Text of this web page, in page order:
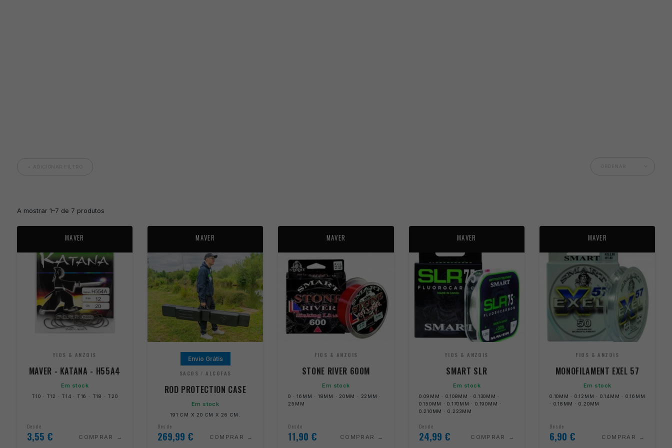
A mostrar 1–7 de 7 produtos
MAVER
FIOS & ANZOIS
MAVER - KATANA - H55A4
Em stock
T10 · T12 · T14 · T16 · T18 · T20
Desde
3,55 € COMPRAR
MAVER
Envio Grátis
SACOS / ALCOFAS
ROD PROTECTION CASE
Em stock
191 CM X 20 CM X 26 CM.
Desde
269,99 € COMPRAR
MAVER
FIOS & ANZOIS
STONE RIVER 600M
Em stock
0 · 16MM · 18MM · 20MM · 22MM ·
25MM
Desde
11,90 € COMPRAR
MAVER
FIOS & ANZOIS
SMART SLR
Em stock
0.09MM · 0.108MM · 0.130MM ·
0.150MM · 0.170MM · 0.190MM ·
0.210MM · 0.223MM
Desde
24,99 € COMPRAR
MAVER
FIOS & ANZOIS
MONOFILAMENT EXEL 57
Em stock
0.10MM · 0.12MM · 0.14MM · 0.16MM
· 0.18MM · 0.20MM
Desde
6,90 € COMPRAR